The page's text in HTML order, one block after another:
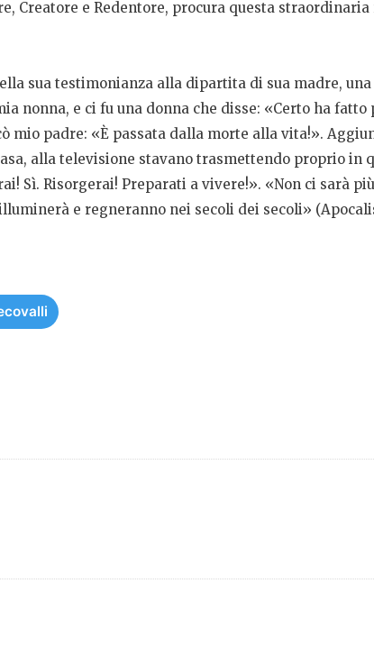
Creatore e Redentore, procura questa
sua testimonianza alla dipartita di sua madre,
nonna, e ci fu una donna che disse: «Certo ha fatto
mio padre: «È passata dalla morte alla vita!».
alla televisione stavano trasmettendo proprio in
Sì. Risorgerai! Preparati a vivere!». «Non ci sarà
e regneranno nei secoli dei secoli»